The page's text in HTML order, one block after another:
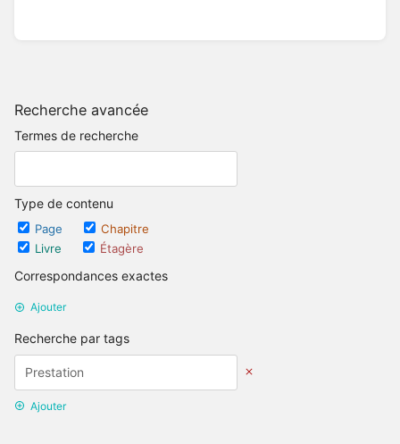
Recherche avancée
Termes de recherche
Type de contenu
Page
Chapitre
Livre
Étagère
Correspondances exactes
Ajouter
Recherche par tags
Ajouter